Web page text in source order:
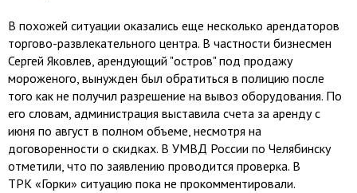
В похожей ситуации оказались еще несколько арендаторов
торгово-развлекательного центра. В частности бизнесмен
Сергей Яковлев, арендующий "остров" под продажу
мороженого, вынужден был обратиться в полицию после
того как не получил разрешение на вывоз оборудования. По
его словам, администрация выставила счета за аренду с
июня по август в полном объеме, несмотря на
договоренности о скидках. В УМВД России по Челябинску
отметили, что по заявлению проводится проверка. В
ТРК «Горки» ситуацию пока не прокомментировали.